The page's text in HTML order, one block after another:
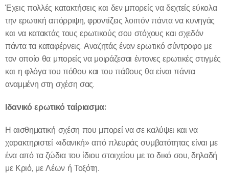
Έχεις πολλές κατακτήσεις και δεν μπορείς να δεχτείς εύκολα
την ερωτική απόρριψη, φροντίζεις λοιπόν πάντα να κυνηγάς
και να κατακτάς τους ερωτικούς σου στόχους και σχεδόν
πάντα τα καταφέρνεις. Αναζητάς έναν ερωτικό σύντροφο με
τον οποίο θα μπορείς να μοιράζεσαι έντονες ερωτικές στιγμές
και η φλόγα του πόθου και του πάθους θα είναι πάντα
αναμμένη στη σχέση σας.
Ιδανικό ερωτικό ταίριασμα:
Η αισθηματική σχέση που μπορεί να σε καλύψει και να
χαρακτηριστεί «ιδανική» από πλευράς συμβατότητας είναι με
ένα από τα ζώδια του ίδιου στοιχείου με το δικό σου, δηλαδή
με Κριό, με Λέων ή Τοξότη.